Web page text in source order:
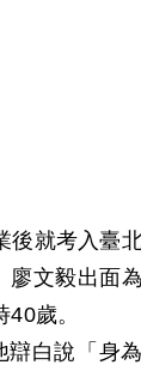
就考入臺
廖文毅出面
歲。
白說「身